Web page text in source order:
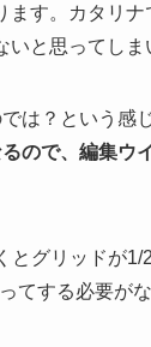
す。カタリ
と思ってしま
は？という感
ので、編集ウ
グリッドが
てする必要が